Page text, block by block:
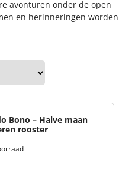
avonturen onder de open
en herinneringen worden
Bono – Halve maan
rooster